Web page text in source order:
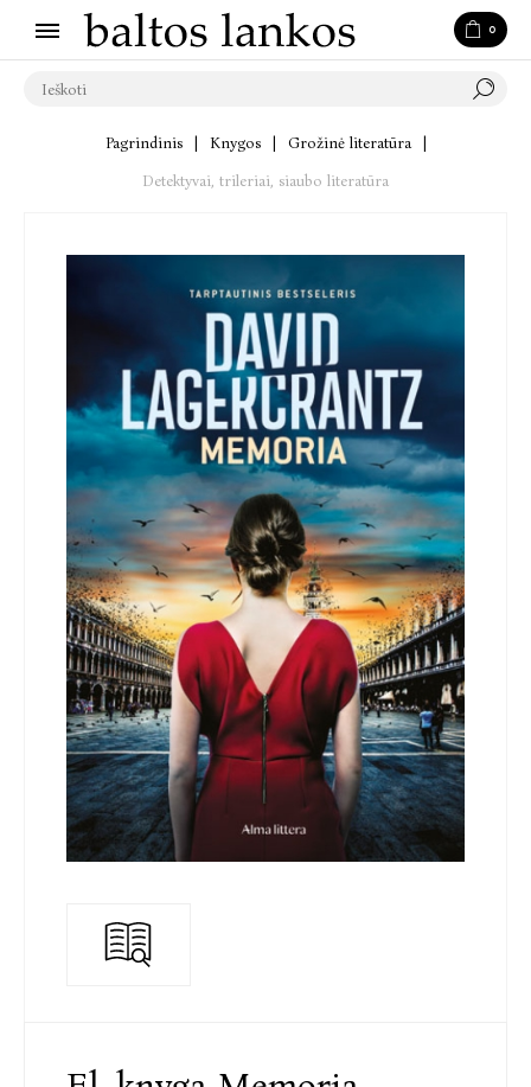
0
Pagrindinis Knygos Grožinė literatūra
Detektyvai, trileriai, siaubo literatūra